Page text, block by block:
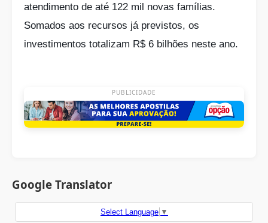
atendimento de até 122 mil novas famílias.
Somados aos recursos já previstos, os
investimentos totalizam R$ 6 bilhões neste ano.
PUBLICIDADE
Google Translator
Select Language ▼